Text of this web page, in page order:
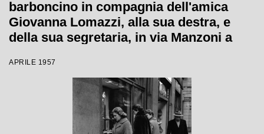
barboncino in compagnia dell'amica
Giovanna Lomazzi, alla sua destra, e
della sua segretaria, in via Manzoni a
APRILE 1957